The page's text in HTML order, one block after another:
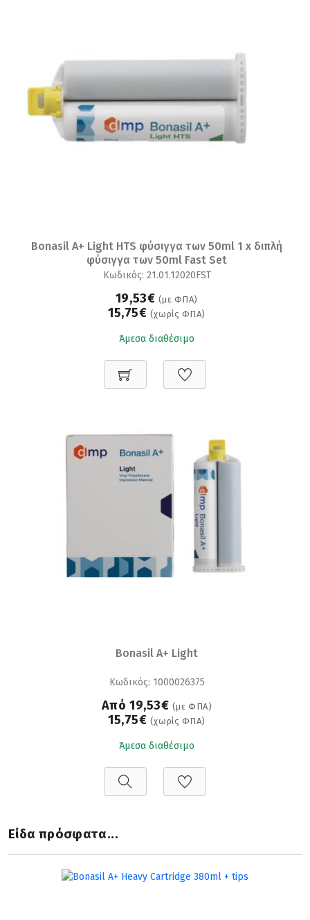
Bonasil A+ Light HTS φύσιγγα των 50ml 1 x διπλή
φύσιγγα των 50ml Fast Set
Κωδικός: 21.01.12020FST
19,53€ (με ΦΠΑ)
15,75€ (χωρίς ΦΠΑ)
Άμεσα διαθέσιμο
Bonasil A+ Light
Κωδικός: 1000026375
Από 19,53€ (με ΦΠΑ)
15,75€ (χωρίς ΦΠΑ)
Άμεσα διαθέσιμο
Είδα πρόσφατα...